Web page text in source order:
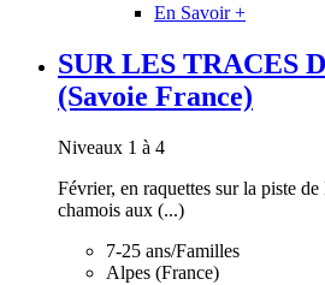
En Savoir +
SUR LES TRACES
(Savoie France)
Niveaux 1 à 4
Février, en raquettes sur la piste
chamois aux (...)
7-25 ans/Familles
Alpes (France)